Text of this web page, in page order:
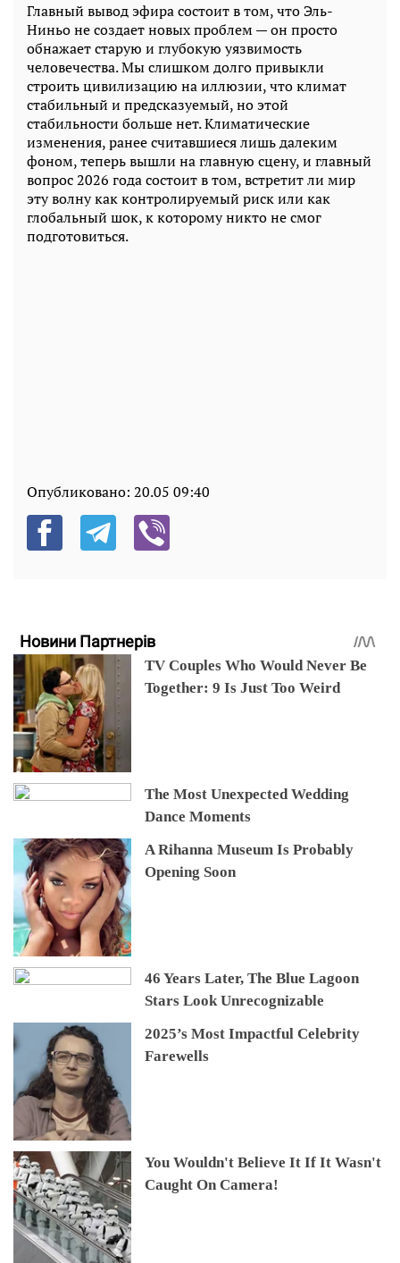
Главный вывод эфира состоит в том, что Эль-
Ниньо не создает новых проблем — он просто
обнажает старую и глубокую уязвимость
человечества. Мы слишком долго привыкли
строить цивилизацию на иллюзии, что климат
стабильный и предсказуемый, но этой
стабильности больше нет. Климатические
изменения, ранее считавшиеся лишь далеким
фоном, теперь вышли на главную сцену, и главный
вопрос 2026 года состоит в том, встретит ли мир
эту волну как контролируемый риск или как
глобальный шок, к которому никто не смог
подготовиться.
Опубликовано: 20.05 09:40